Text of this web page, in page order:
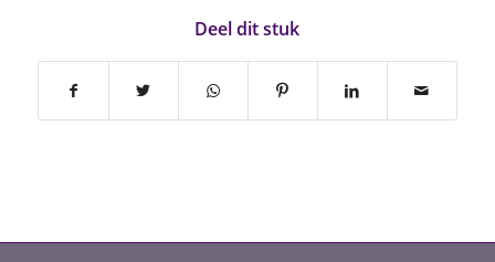
Deel dit stuk